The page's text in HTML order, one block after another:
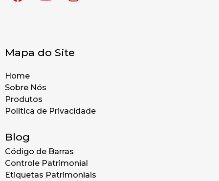
Mapa do Site
Home
Sobre Nós
Produtos
Politica de Privacidade
Blog
Código de Barras
Controle Patrimonial
Etiquetas Patrimoniais